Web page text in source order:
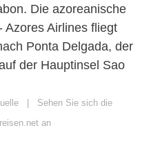
Die azoreanische
Azores Airlines fliegt
Ponta Delgada, der
der Hauptinsel Sao
| Sehen Sie sich die
an